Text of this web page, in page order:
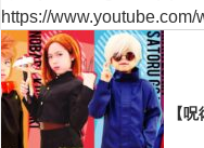
https://
【